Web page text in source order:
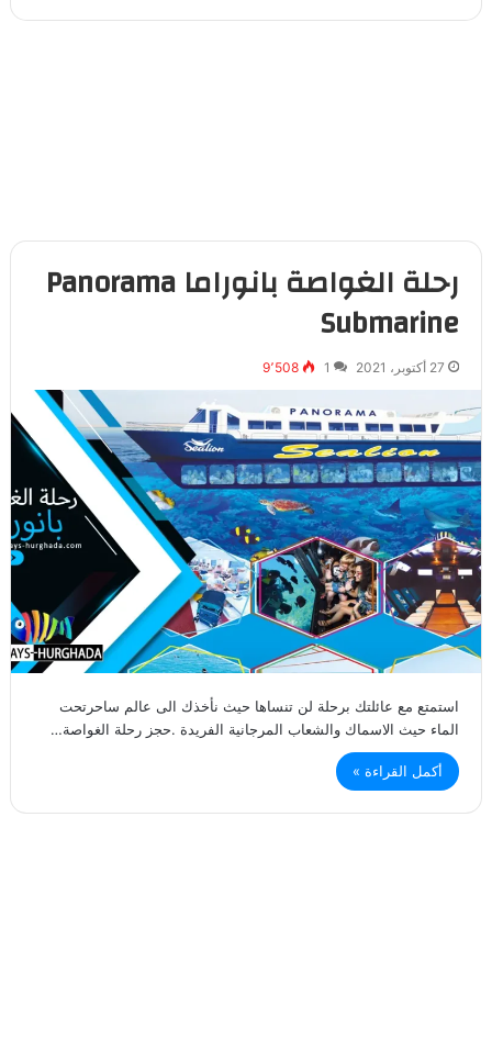
رحلة الغواصة بانوراما Panorama
Submarine
27 أكتوبر، 2021 1 9٬508
استمتع مع عائلتك برحلة لن تنساها حيث نأخذك الى عالم ساحرتحت
الماء حيث الاسماك والشعاب المرجانية الفريدة .حجز رحلة الغواصة…
أكمل القراءة »